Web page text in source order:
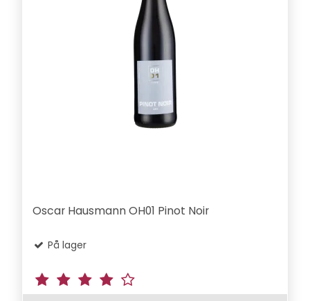
Oscar Hausmann OH01 Pinot Noir
På lager